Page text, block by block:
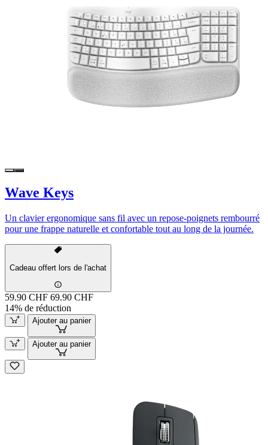
Wave Keys
Un clavier ergonomique sans fil avec un repose-poignets rembourré
pour une frappe naturelle et confortable tout au long de la journée.
Cadeau offert lors de l'achat
59.90 CHF 69.90 CHF
14% de réduction
Ajouter au panier
Ajouter au panier